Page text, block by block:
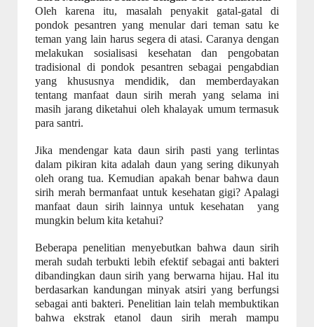
Oleh karena itu, masalah penyakit gatal-gatal di
pondok pesantren yang menular dari teman satu ke
teman yang lain harus segera di atasi. Caranya dengan
melakukan sosialisasi kesehatan dan pengobatan
tradisional di pondok pesantren sebagai pengabdian
yang khususnya mendidik, dan memberdayakan
tentang manfaat daun sirih merah yang selama ini
masih jarang diketahui oleh khalayak umum termasuk
para santri.
Jika mendengar kata daun sirih pasti yang terlintas
dalam pikiran kita adalah daun yang sering dikunyah
oleh orang tua. Kemudian apakah benar bahwa daun
sirih merah bermanfaat untuk kesehatan gigi? Apalagi
manfaat daun sirih lainnya untuk kesehatan
yang
mungkin belum kita ketahui?
Beberapa penelitian menyebutkan bahwa daun sirih
merah sudah terbukti lebih efektif sebagai anti bakteri
dibandingkan daun sirih yang berwarna hijau. Hal itu
berdasarkan kandungan minyak atsiri yang berfungsi
sebagai anti bakteri. Penelitian lain telah membuktikan
bahwa ekstrak etanol daun sirih merah mampu